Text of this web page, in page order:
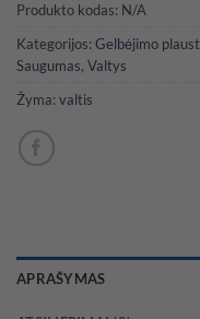
Produkto kodas: N/A
Kategorijos: Gelbėjimo
Saugumas, Valtys
Žyma: valtis
APRAŠYMAS